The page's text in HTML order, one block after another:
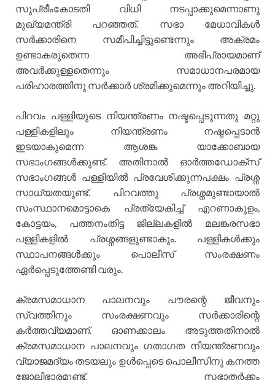
സുപ്രീംകോടതി വിധി നടപ്പാക്കുമെന്നാണു
മുഖ്യമന്ത്രി പറഞ്ഞത്. സഭാ മേധാവികൾ
സർക്കാരിനെ സമീപിച്ചിട്ടുണ്ടെന്നും അക്രമം
ഉണ്ടാകരുതെന്ന അഭിപ്രായമാണ്
അവർക്കുള്ളതെന്നും സമാധാനപരമായ
പരിഹാരത്തിനു സർക്കാർ ശ്രമിക്കുമെന്നും അറിയിച്ചു.
പിറവം പള്ളിയുടെ നിയന്ത്രണം നഷ്ടപ്പെടുന്നതു മറ്റു
പള്ളികളിലും നിയന്ത്രണം നഷ്ടപ്പെടാൻ
ഇടയാകുമെന്ന ആശങ്ക യാക്കോബായ
സഭാംഗങ്ങൾക്കുണ്ട്. അതിനാൽ ഓർത്തഡോക്സ്
സഭാംഗങ്ങൾ പള്ളിയിൽ പ്രവേശിക്കുന്നപക്ഷം പ്രശ്ന
സാധ്യതയുണ്ട്. പിറവത്തു പ്രശ്നമുണ്ടായാൽ
സംസ്ഥാനമൊട്ടാകെ പ്രത്യേകിച്ച് എറണാകുളം,
കോട്ടയം, പത്തനംതിട്ട ജില്ലകളിൽ മലങ്കരസഭാ
പള്ളികളിൽ പ്രശ്നങ്ങളുണ്ടാകും. പള്ളികൾക്കും
സ്ഥാപനങ്ങൾക്കും പൊലീസ് സംരക്ഷണം
ഏർപ്പെടുത്തേണ്ടി വരും.
ക്രമസമാധാന പാലനവും പൗരന്റെ ജീവനും
സ്വത്തിനും സംരക്ഷണവും സർക്കാരിന്റെ
കർത്തവ്യമാണ്. ഓണക്കാലം അടുത്തതിനാൽ
ക്രമസമാധാന പാലനവും ഗതാഗത നിയന്ത്രണവും
വ്യാജമദ്യം തടയലും ഉൾപ്പെടെ പൊലീസിനു കനത്ത
ജോലിഭാരമുണ്ട്. സഭാതർക്കം